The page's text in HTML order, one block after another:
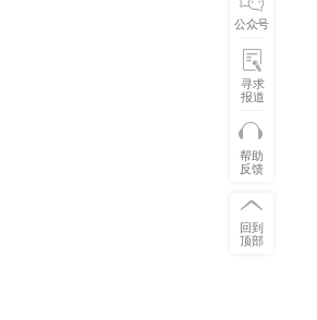
公众号
寻求
报道
帮助
反馈
回到
顶部